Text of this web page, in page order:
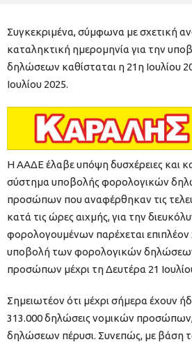
Συγκεκριμένα, σύμφωνα με σχετική
καταληκτική ημερομηνία για την
δηλώσεων καθίσταται η 21η Ιουλίου
Ιουλίου 2025.
Η ΑΑΔΕ έλαβε υπόψη δυσχέρειες και
σύστημα υποβολής φορολογικών
προσώπων που αναφέρθηκαν τις
κατά τις ώρες αιχμής, για την
φορολογουμένων παρέχεται επιπλέον
υποβολή των φορολογικών
προσώπων μέχρι τη Δευτέρα 21
Σημειωτέον ότι μέχρι σήμερα έχουν
313.000 δηλώσεις νομικών προσώπων,
δηλώσεων πέρυσι. Συνεπώς, με βάση